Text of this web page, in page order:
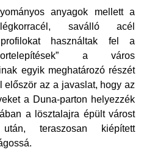
anyagok mellett a
saválló acél
használtak fel a
a város
egyik meghatározó részét
először az a javaslat, hogy az
a Duna-parton helyezzék
a lösztalajra épült várost
teraszosan kiépített